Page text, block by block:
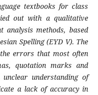
textbooks for class
out with a qualitative
analysis methods, based
Spelling (EYD V). The
errors that most often
quotation marks and
understanding of
a lack of accuracy in